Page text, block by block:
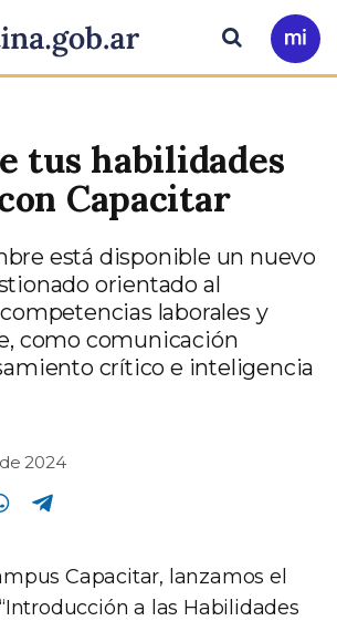
principal
Ir
a
Buscar
tus habilidades
Capacitar
está disponible un nuevo
orientado al
laborales y
como comunicación
crítico e inteligencia
2024
Capacitar, lanzamos el
a las Habilidades